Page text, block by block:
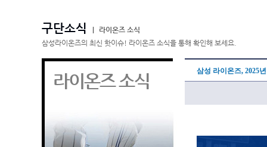
구단소식
라이온즈 소식
삼성라이온즈의 최신 핫이슈! 라이온즈 소식을 통해 확인해 보세요.
라이온즈 소식 삼성 라이온즈, 2025